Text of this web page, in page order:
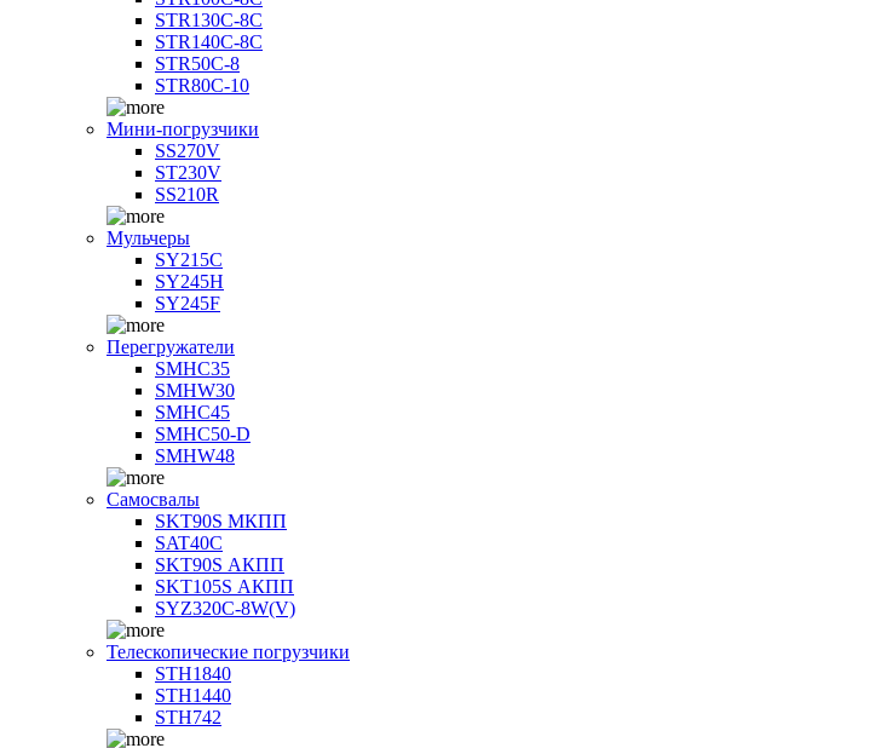
STR130C-8С
STR140C-8С
STR50C-8
STR80C-10
Мини-погрузчики
SS270V
ST230V
SS210R
Мульчеры
SY215C
SY245H
SY245F
Перегружатели
SMHC35
SMHW30
SMHC45
SMHC50-D
SMHW48
Самосвалы
SKT90S МКПП
SAT40C
SKT90S АКПП
SKT105S АКПП
SYZ320C-8W(V)
Телескопические погрузчики
STH1840
STH1440
STH742